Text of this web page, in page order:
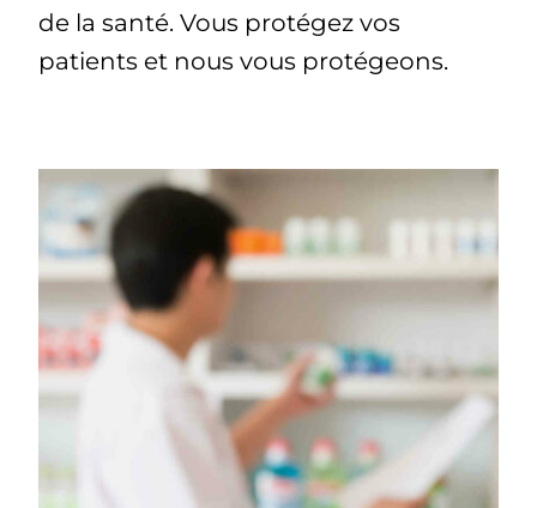
de la santé. Vous protégez vos
patients et nous vous protégeons.